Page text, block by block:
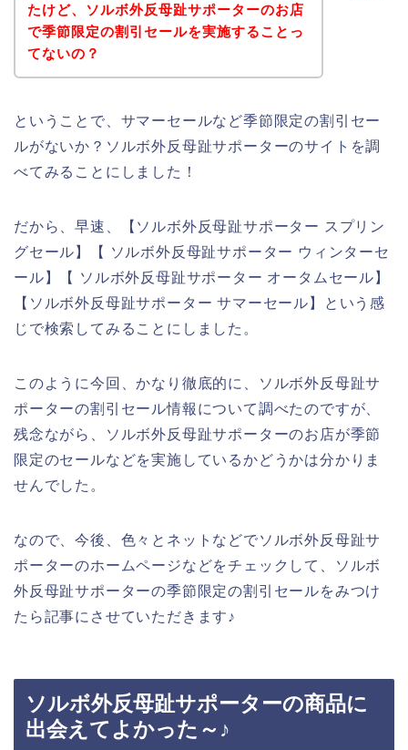
たけど、ソルボ外反母趾サポーターのお店
で季節限定の割引セールを実施することっ
てないの？
ということで、サマーセールなど季節限定の割引セー
ルがないか？ソルボ外反母趾サポーターのサイトを調
べてみることにしました！
だから、早速、【ソルボ外反母趾サポーター スプリン
グセール】【 ソルボ外反母趾サポーター ウィンターセ
ール】【 ソルボ外反母趾サポーター オータムセール】
【ソルボ外反母趾サポーター サマーセール】という感
じで検索してみることにしました。
このように今回、かなり徹底的に、ソルボ外反母趾サ
ポーターの割引セール情報について調べたのですが、
残念ながら、ソルボ外反母趾サポーターのお店が季節
限定のセールなどを実施しているかどうかは分かりま
せんでした。
なので、今後、色々とネットなどでソルボ外反母趾サ
ポーターのホームページなどをチェックして、ソルボ
外反母趾サポーターの季節限定の割引セールをみつけ
たら記事にさせていただきます♪
ソルボ外反母趾サポーターの商品に
出会えてよかった～♪